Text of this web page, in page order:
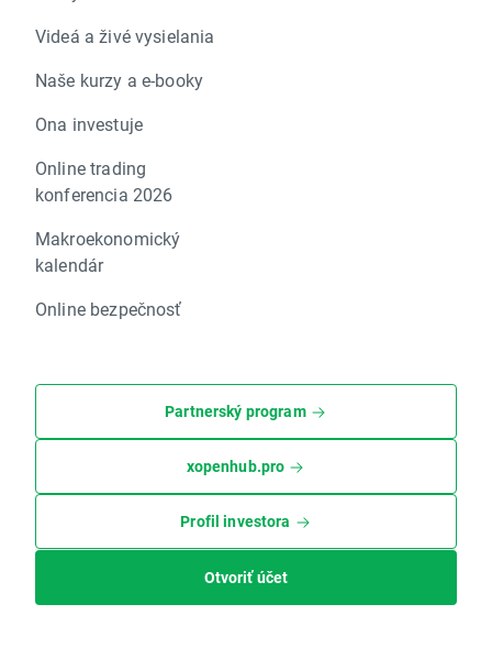
Videá a živé vysielania
Naše kurzy a e-booky
Ona investuje
Online trading
konferencia 2026
Makroekonomický
kalendár
Online bezpečnosť
Partnerský program
xopenhub.pro
Profil investora
Otvoriť účet